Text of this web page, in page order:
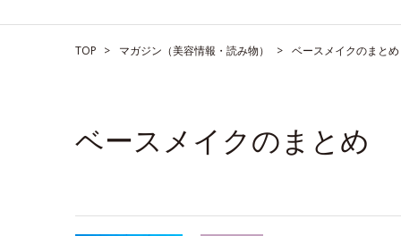
TOP マガジン（美容情報・読み物） ベースメイクのまとめ
ベースメイクのまとめ